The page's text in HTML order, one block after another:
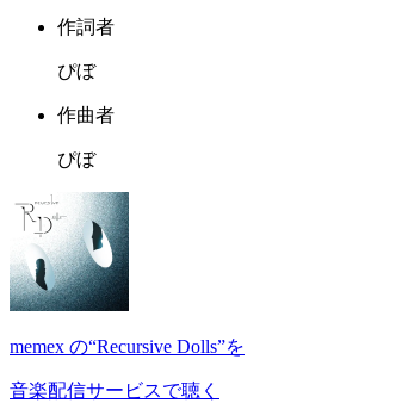
作詞者
ぴぼ
作曲者
ぴぼ
memex の“Recursive Dolls”を
音楽配信サービスで聴く